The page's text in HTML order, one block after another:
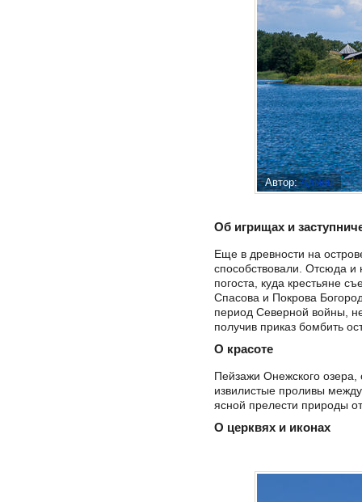
Автор:Админ
Об игрищах и
Еще в древности на
способствовали. Отсюда и
погоста, куда крестьяне
Спасова и Покрова
период Северной войны,
получив приказ бомбить
О красоте
Пейзажи Онежского
извилистые проливы
ясной прелести природы
О церквях и иконах